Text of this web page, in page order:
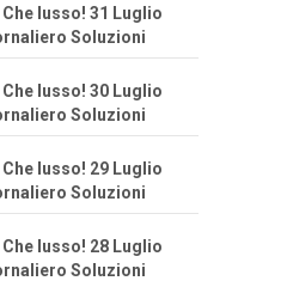
lusso! 31 Luglio
Soluzioni
lusso! 30 Luglio
Soluzioni
lusso! 29 Luglio
Soluzioni
lusso! 28 Luglio
Soluzioni